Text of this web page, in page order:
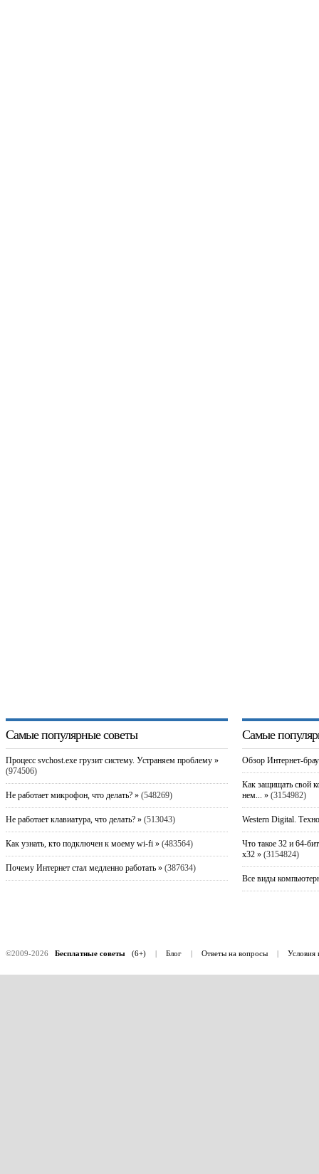
Самые популярные советы
Процесс svchost.exe грузит систему. Устраняем проблему »
(974506)
Не работает микрофон, что делать? »(548269)
Не работает клавиатура, что делать? »(513043)
Как узнать, кто подключен к моему wi-fi »(483564)
Почему Интернет стал медленно работать »(387634)
Самые
Обзор Интернет-
Как защищать свой
нем... »(3154982)
Western Digital.
Что такое 32 и 64-
x32 »(3154824)
Все виды
©2009-2026 Бесплатные советы(6+) | Блог | Ответы на вопросы | Условия